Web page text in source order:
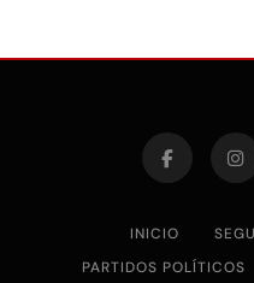
INICIO
PARTIDOS POLÍTICOS